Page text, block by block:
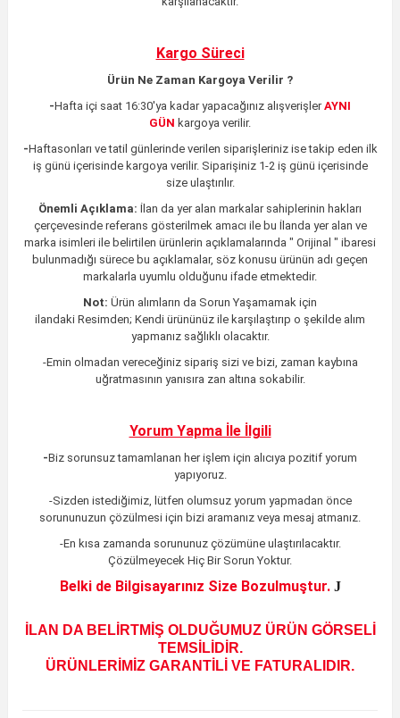
Kargo Süreci
Ürün Ne Zaman Kargoya Verilir ?
-Hafta içi saat 16:30'ya kadar yapacağınız alışverişler AYNI
GÜN kargoya verilir.
-Haftasonları ve tatil günlerinde verilen siparişleriniz ise takip eden ilk
iş günü içerisinde kargoya verilir. Siparişiniz 1-2 iş günü içerisinde
size ulaştırılır.
Önemli Açıklama: İlan da yer alan markalar sahiplerinin hakları
çerçevesinde referans gösterilmek amacı ile bu İlanda yer alan ve
marka isimleri ile belirtilen ürünlerin açıklamalarında " Orijinal " ibaresi
bulunmadığı sürece bu açıklamalar, söz konusu ürünün adı geçen
markalarla uyumlu olduğunu ifade etmektedir.
Not: Ürün alımların da Sorun Yaşamamak için
ilandaki Resimden; Kendi ürününüz ile karşılaştırıp o şekilde alım
yapmanız sağlıklı olacaktır.
-Emin olmadan vereceğiniz sipariş sizi ve bizi, zaman kaybına
uğratmasının yanısıra zan altına sokabilir.
Yorum Yapma İle İlgili
-Biz sorunsuz tamamlanan her işlem için alıcıya pozitif yorum
yapıyoruz.
-Sizden istediğimiz, lütfen olumsuz yorum yapmadan önce
sorununuzun çözülmesi için bizi aramanız veya mesaj atmanız.
-En kısa zamanda sorununuz çözümüne ulaştırılacaktır.
Çözülmeyecek Hiç Bir Sorun Yoktur.
Belki de Bilgisayarınız Size Bozulmuştur. J
İLAN DA BELİRTMİŞ OLDUĞUMUZ ÜRÜN GÖRSELİ
TEMSİLİDİR.
ÜRÜNLERİMİZ GARANTİLİ VE FATURALIDIR.